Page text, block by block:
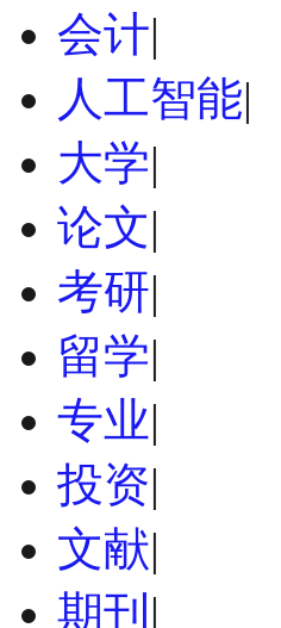
会计|
人工智能|
大学|
论文|
考研|
留学|
专业|
投资|
文献|
期刊 |